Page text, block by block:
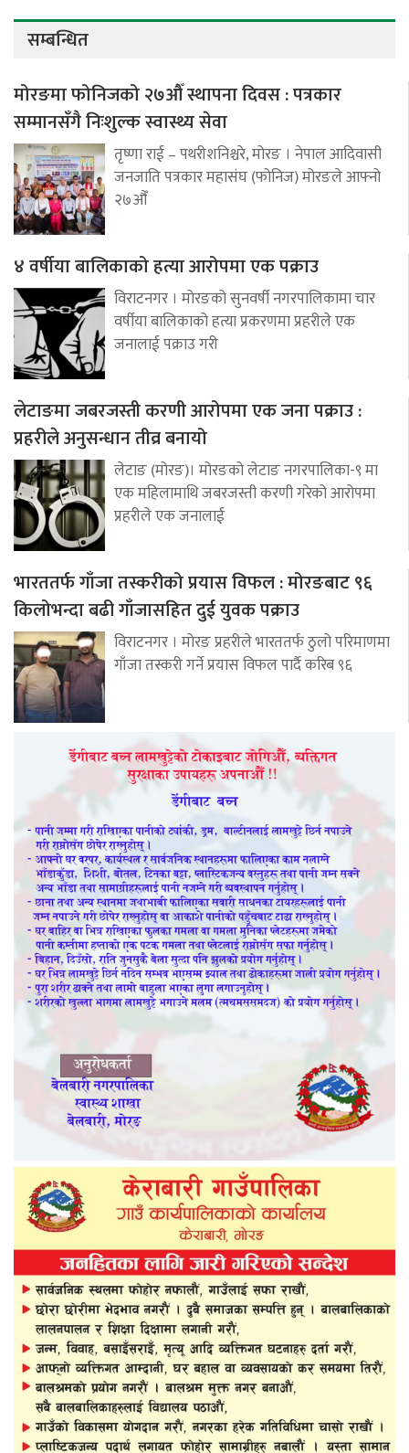
सम्बन्धित
मोरङमा फोनिजको २७औँ स्थापना दिवस : पत्रकार
सम्मानसँगै निःशुल्क स्वास्थ्य सेवा
तृष्णा राई – पथरीशनिश्चरे, मोरङ । नेपाल आदिवासी
जनजाति पत्रकार महासंघ (फोनिज) मोरङले आफ्नो
२७औँ
४ वर्षीया बालिकाको हत्या आरोपमा एक पक्राउ
विराटनगर । मोरङको सुनवर्षी नगरपालिकामा चार
वर्षीया बालिकाको हत्या प्रकरणमा प्रहरीले एक
जनालाई पक्राउ गरी
लेटाङमा जबरजस्ती करणी आरोपमा एक जना पक्राउ :
प्रहरीले अनुसन्धान तीव्र बनायो
लेटाङ (मोरङ)। मोरङको लेटाङ नगरपालिका-९ मा
एक महिलामाथि जबरजस्ती करणी गरेको आरोपमा
प्रहरीले एक जनालाई
भारततर्फ गाँजा तस्करीको प्रयास विफल : मोरङबाट ९६
किलोभन्दा बढी गाँजासहित दुई युवक पक्राउ
विराटनगर । मोरङ प्रहरीले भारततर्फ ठुलो परिमाणमा
गाँजा तस्करी गर्ने प्रयास विफल पार्दै करिब ९६